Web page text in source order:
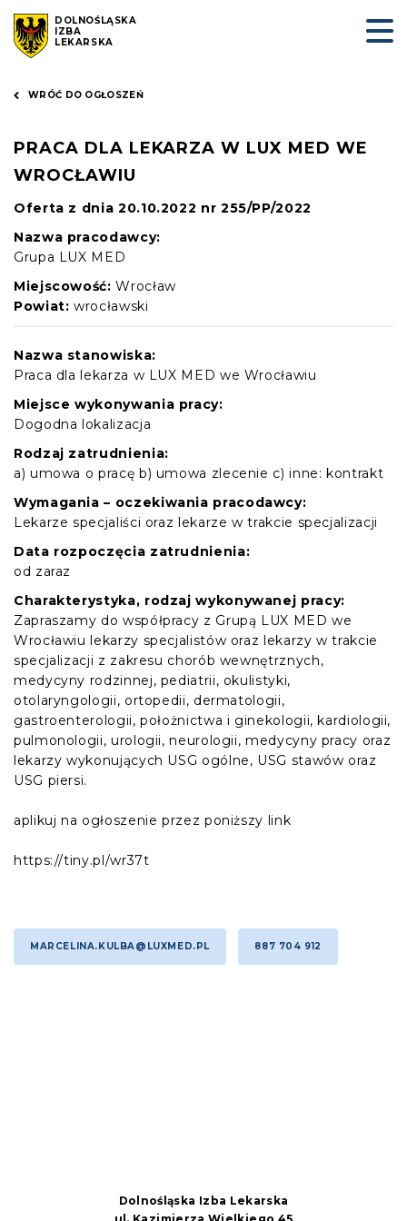
DOLNOŚLĄSKA
IZBA
LEKARSKA
WRÓĆ DO OGŁOSZEŃ
PRACA DLA LEKARZA W LUX MED WE
WROCŁAWIU
Oferta z dnia 20.10.2022 nr 255/PP/2022
Nazwa pracodawcy:
Grupa LUX MED
Miejscowość: Wrocław
Powiat: wrocławski
Nazwa stanowiska:
Praca dla lekarza w LUX MED we Wrocławiu
Miejsce wykonywania pracy:
Dogodna lokalizacja
Rodzaj zatrudnienia:
a) umowa o pracę b) umowa zlecenie c) inne: kontrakt
Wymagania – oczekiwania pracodawcy:
Lekarze specjaliści oraz lekarze w trakcie specjalizacji
Data rozpoczęcia zatrudnienia:
od zaraz
Charakterystyka, rodzaj wykonywanej pracy:
Zapraszamy do współpracy z Grupą LUX MED we
Wrocławiu lekarzy specjalistów oraz lekarzy w trakcie
specjalizacji z zakresu chorób wewnętrznych,
medycyny rodzinnej, pediatrii, okulistyki,
otolaryngologii, ortopedii, dermatologii,
gastroenterologii, położnictwa i ginekologii, kardiologii,
pulmonologii, urologii, neurologii, medycyny pracy oraz
lekarzy wykonujących USG ogólne, USG stawów oraz
USG piersi.
aplikuj na ogłoszenie przez poniższy link
https://tiny.pl/wr37t
MARCELINA.KULBA@LUXMED.PL 887 704 912
Dolnośląska Izba Lekarska